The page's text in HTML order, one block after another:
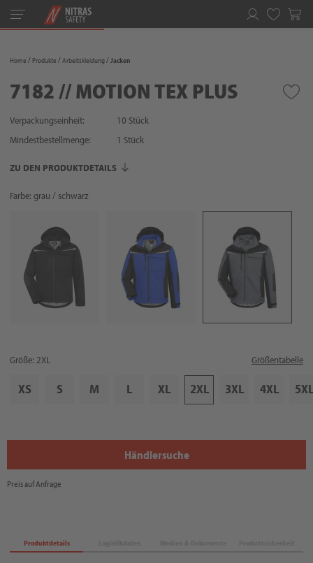
Toggle
navigation
Home Produkte Arbeitskleidung Jacken
7182 // MOTION TEX PLUS
Verpackungseinheit:
10 Stück
Mindestbestellmenge:
1 Stück
ZU DEN PRODUKTDETAILS
Farbe: grau / schwarz
Größe: 2XL Größentabelle
XS S M L XL 2XL 3XL 4XL 5XL
Händlersuche
Preis auf Anfrage
Produktdetails